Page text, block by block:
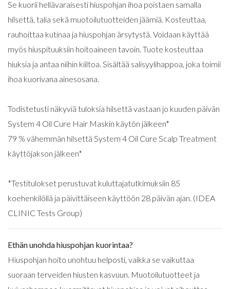
Se kuorii hellävaraisesti hiuspohjan ihoa poistaen samalla
hilsettä, talia sekä muotoilutuotteiden jäämiä. Kosteuttaa,
rauhoittaa kutinaa ja hiuspohjan ärsytystä. Voidaan käyttää
myös hiuspituuksiin hoitoaineen tavoin. Tuote kosteuttaa
hiuksia ja antaa niihin kiiltoa. Sisältää salisyylihappoa, joka toimii
ihoa kuorivana ainesosana.
Todistetusti näkyviä tuloksia hilsettä vastaan jo kuuden päivän
System 4 Oil Cure Hair Maskin käytön jälkeen*
79 % vähemmän hilsettä System 4 Oil Cure Scalp Treatment
käyttöjakson jälkeen*
*Testitulokset perustuvat kuluttajatutkimuksiin 85
koehenkilöllä ja päivittäiseen käyttöön 28 päivän ajan. (IDEA
CLINIC Tests Group)
Ethän unohda hiuspohjan kuorintaa?
Hiuspohjan hoito unohtuu helposti, vaikka se vaikuttaa
suoraan terveiden hiusten kasvuun. Muotoilutuotteet ja